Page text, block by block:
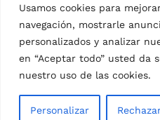
Usamos cookies para
navegación, mostrarle
personalizados y analizar
en “Aceptar todo” usted da
nuestro uso de las cookies.
Personalizar
Inicio Tienda
Cestas
Arreglos
Política
© Copyright 2019 |
Miramar|